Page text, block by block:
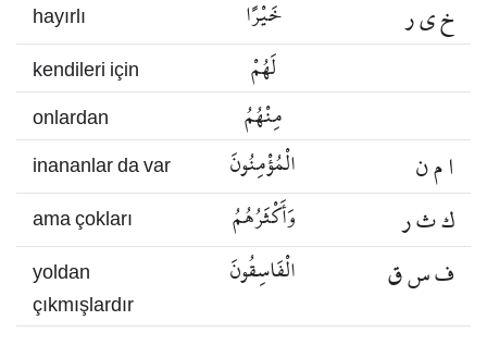
hayırlı خَيْرًا خ ي ر
kendileri için لَهُمْ
onlardan مِنْهُمُ
inananlar da var الْمُؤْمِنُونَ ا م ن
ama çokları وَأَكْثَرُهُمُ ك ث ر
yoldan
çıkmışlardır
الْفَاسِقُونَ ف س ق